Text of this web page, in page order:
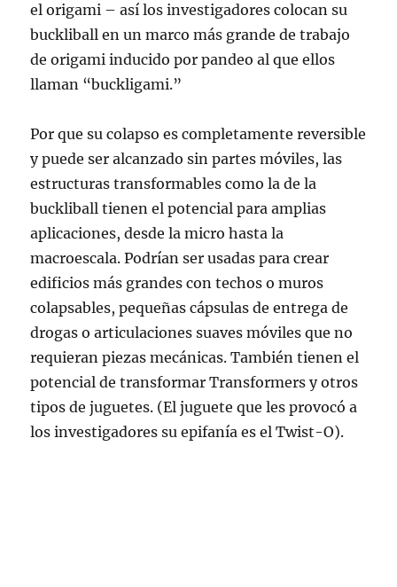
el origami – así los investigadores colocan su
buckliball en un marco más grande de trabajo
de origami inducido por pandeo al que ellos
llaman “buckligami.”
Por que su colapso es completamente reversible
y puede ser alcanzado sin partes móviles, las
estructuras transformables como la de la
buckliball tienen el potencial para amplias
aplicaciones, desde la micro hasta la
macroescala. Podrían ser usadas para crear
edificios más grandes con techos o muros
colapsables, pequeñas cápsulas de entrega de
drogas o articulaciones suaves móviles que no
requieran piezas mecánicas. También tienen el
potencial de transformar Transformers y otros
tipos de juguetes. (El juguete que les provocó a
los investigadores su epifanía es el Twist-O).